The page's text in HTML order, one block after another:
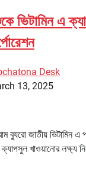
ভিটামিন এ
Desk
13, 2025
ব্যুরো জাতীয় ভিটামিন
খাওয়ানোর লক্ষ্য